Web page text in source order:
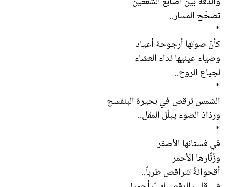
تصحّح المسار..
*
كأنّ صوتها أرجوحة أعياد
وضياء عينيها نداء العشاء
لجياع الروح..
*
الشمس ترقص في بحيرة البنفسج
ورذاذ الضوء يبلّل المقل..
*
في فستانها الأصفر
وزُنّارها الأحمر
أقحوانةٌ تتراقص طرباً..